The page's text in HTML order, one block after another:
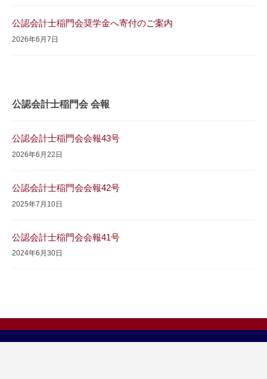
公認会計士稲門会奨学金へ寄付のご案内
2026年6月7日
公認会計士稲門会 会報
公認会計士稲門会会報43号
2026年6月22日
公認会計士稲門会会報42号
2025年7月10日
公認会計士稲門会会報41号
2024年6月30日